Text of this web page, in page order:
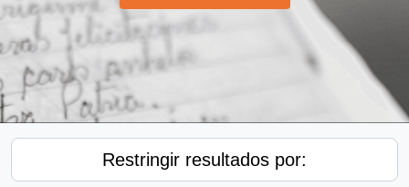
Restringir resultados por: